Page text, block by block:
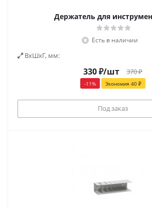
Держатель для
Есть в наличии
ВxШxГ, мм:
330₽/шт 370₽
-11% Экономия 40 ₽
Под заказ